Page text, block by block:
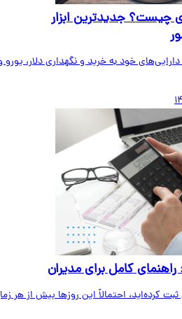
جدیدترین ابزار
خود به خرید و نگهداری دلار، یورو و
کامل برای مدیران
احتمالاً این روزها بیش از هر زمان